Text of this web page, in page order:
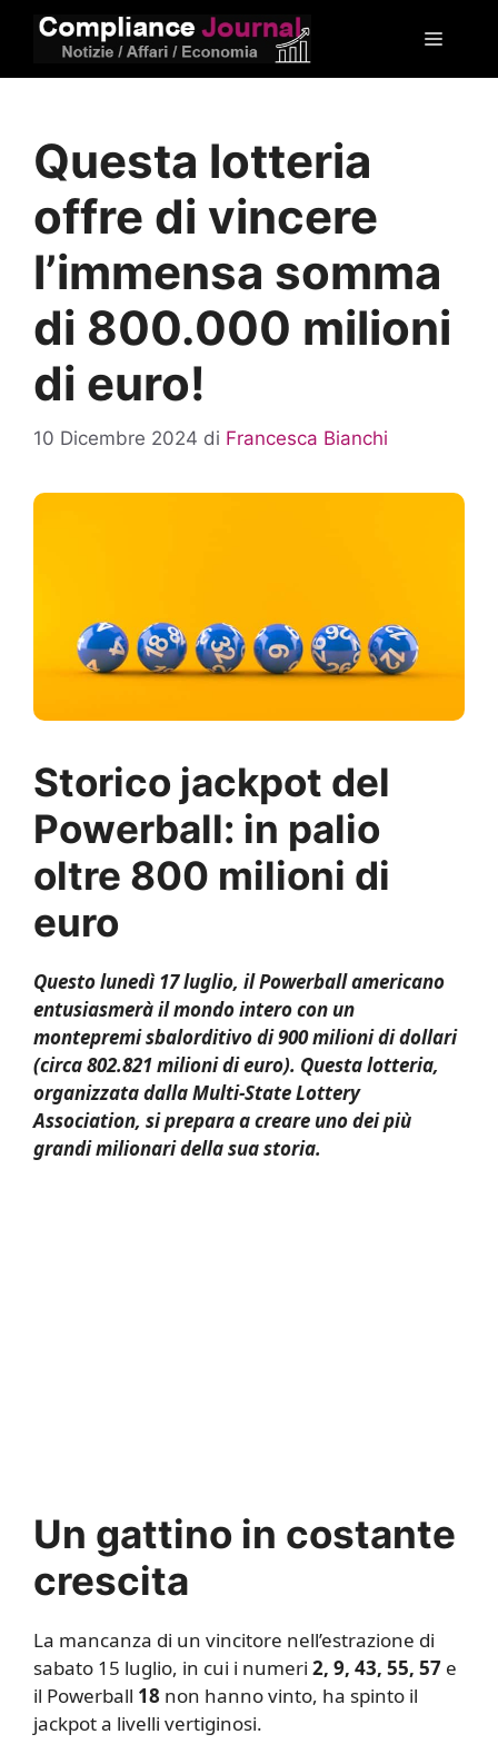
Menu
Questa lotteria
offre di vincere
l’immensa somma
di 800.000 milioni
di euro!
10 Dicembre 2024 di Francesca Bianchi
Storico jackpot del
Powerball: in palio
oltre 800 milioni di
euro
Questo lunedì 17 luglio, il Powerball americano
entusiasmerà il mondo intero con un
montepremi sbalorditivo di 900 milioni di dollari
(circa 802.821 milioni di euro). Questa lotteria,
organizzata dalla Multi-State Lottery
Association, si prepara a creare uno dei più
grandi milionari della sua storia.
Un gattino in costante
crescita
La mancanza di un vincitore nell’estrazione di
sabato 15 luglio, in cui i numeri 2, 9, 43, 55, 57 e
il Powerball 18 non hanno vinto, ha spinto il
jackpot a livelli vertiginosi.